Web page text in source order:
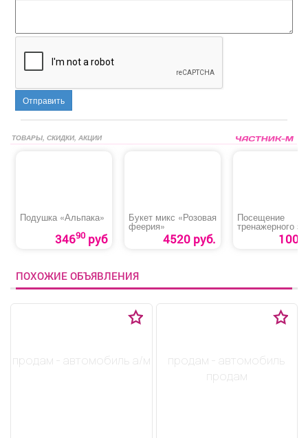
Отправить
ТОВАРЫ, СКИДКИ, АКЦИИ
Подушка «Альпака»
34690руб
Букет микс «Розовая
феерия»
4520 руб.
Посещение
тренажерного
100
ПОХОЖИЕ ОБЪЯВЛЕНИЯ
продам - автомобиль а/м
продам - автомобиль
продам